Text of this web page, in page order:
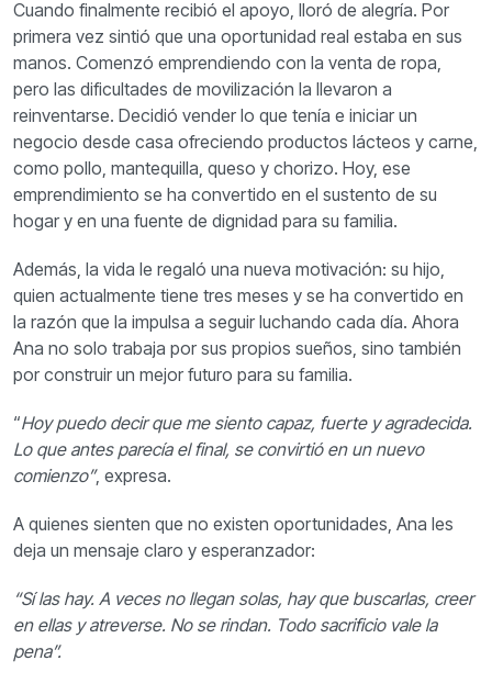
Cuando finalmente recibió el apoyo, lloró de alegría. Por
primera vez sintió que una oportunidad real estaba en sus
manos. Comenzó emprendiendo con la venta de ropa,
pero las dificultades de movilización la llevaron a
reinventarse. Decidió vender lo que tenía e iniciar un
negocio desde casa ofreciendo productos lácteos y carne,
como pollo, mantequilla, queso y chorizo. Hoy, ese
emprendimiento se ha convertido en el sustento de su
hogar y en una fuente de dignidad para su familia.
Además, la vida le regaló una nueva motivación: su hijo,
quien actualmente tiene tres meses y se ha convertido en
la razón que la impulsa a seguir luchando cada día. Ahora
Ana no solo trabaja por sus propios sueños, sino también
por construir un mejor futuro para su familia.
“Hoy puedo decir que me siento capaz, fuerte y agradecida.
Lo que antes parecía el final, se convirtió en un nuevo
comienzo”, expresa.
A quienes sienten que no existen oportunidades, Ana les
deja un mensaje claro y esperanzador:
“Sí las hay. A veces no llegan solas, hay que buscarlas, creer
en ellas y atreverse. No se rindan. Todo sacrificio vale la
pena”.